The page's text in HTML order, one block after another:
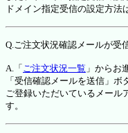
ドメイン指定受信の設定方法
Q.ご注文状況確認メールが受
A.「 ご注文状況一覧 」からお
「受信確認メールを送信」ボ
ご登録いただいているメール
す。